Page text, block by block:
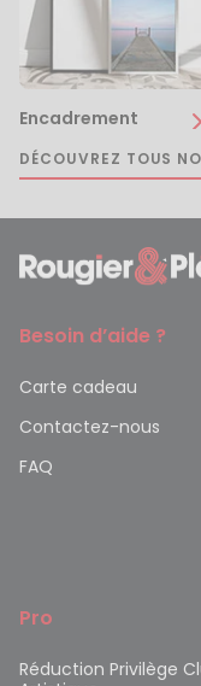
Encadrement
DÉCOUVREZ TOUS
Besoin d’aide ?
Carte cadeau
Contactez-nous
FAQ
Pro
Réduction Privilège